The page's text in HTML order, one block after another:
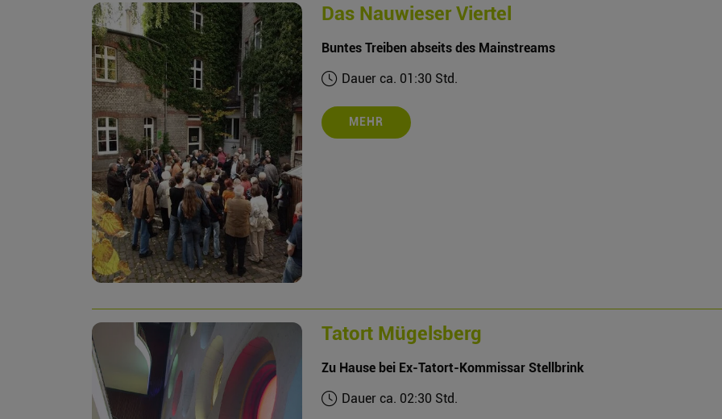
Das Nauwieser Viertel
Buntes Treiben abseits des Mainstreams
Dauer ca. 01:30 Std.
MEHR
Tatort Mügelsberg
Zu Hause bei Ex-Tatort-Kommissar Stellbrink
Dauer ca. 02:30 Std.